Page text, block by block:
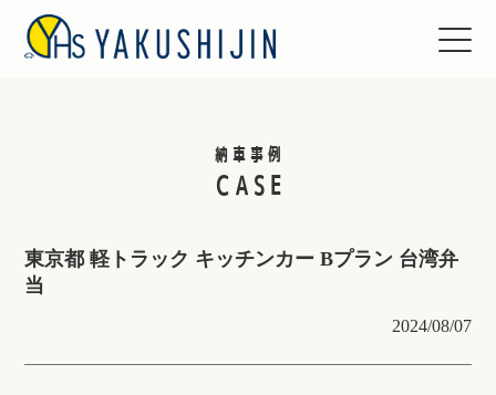
納車事例
CASE
東京都 軽トラック キッチンカー Bプラン 台湾弁
当
2024/08/07